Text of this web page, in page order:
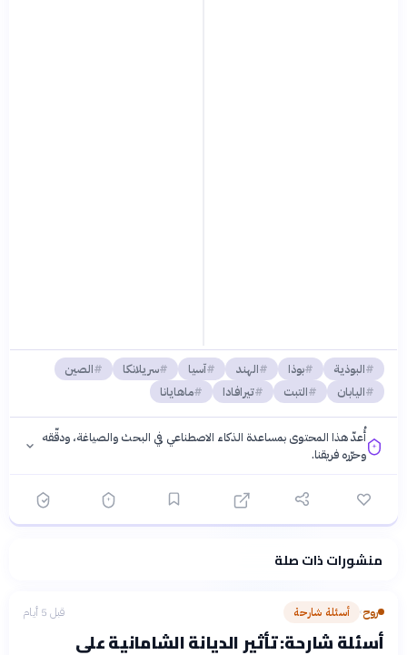
البوذية بوذا الهند آسيا سريلانكا
الصين
اليابان
التبت تيرافادا ماهايانا
أُعدّ هذا المحتوى بمساعدة الذكاء الاصطناعي في البحث والصياغة، ودقّقه
وحرّره فريقنا.
فلسفتنا المعرفية· سياسة الذكاء الاصطناعيمنشورات ذات صلة
روح› أسئلة شارحة قبل 5 أيام
أسئلة شارحة: تأثير الديانة الشامانية على